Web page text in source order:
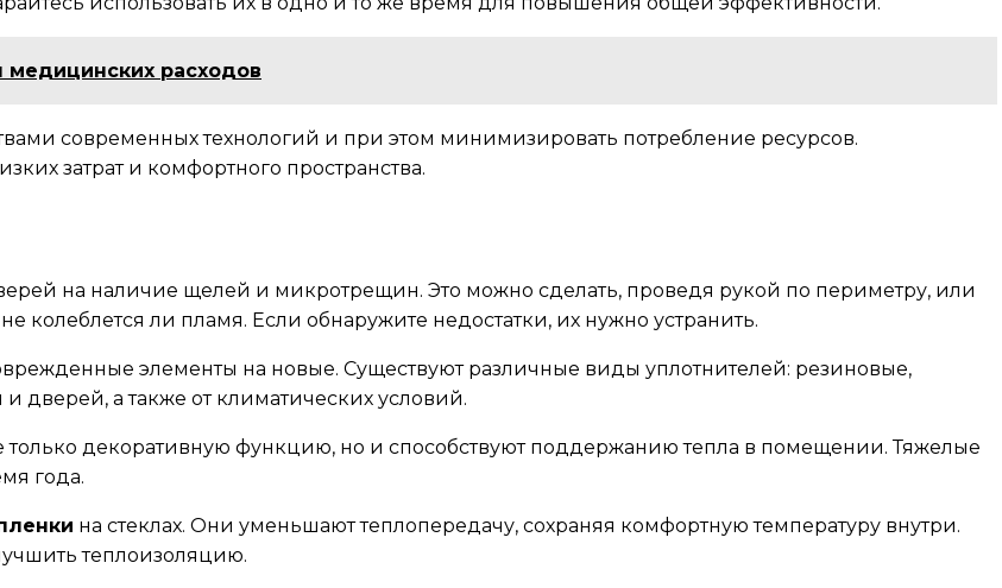
расходов
современных технологий и при этом минимизировать потребление ресурсов.
затрат и комфортного пространства.
на наличие щелей и микротрещин. Это можно сделать, проведя рукой по периметру, или
колеблется ли пламя. Если обнаружите недостатки, их нужно устранить.
элементы на новые. Существуют различные виды уплотнителей: резиновые,
дверей, а также от климатических условий.
декоративную функцию, но и способствуют поддержанию тепла в помещении. Тяжелые
года.
на стеклах. Они уменьшают теплопередачу, сохраняя комфортную температуру внутри.
теплоизоляцию.